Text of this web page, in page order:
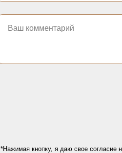
*Нажимая кнопку, я даю свое согласие